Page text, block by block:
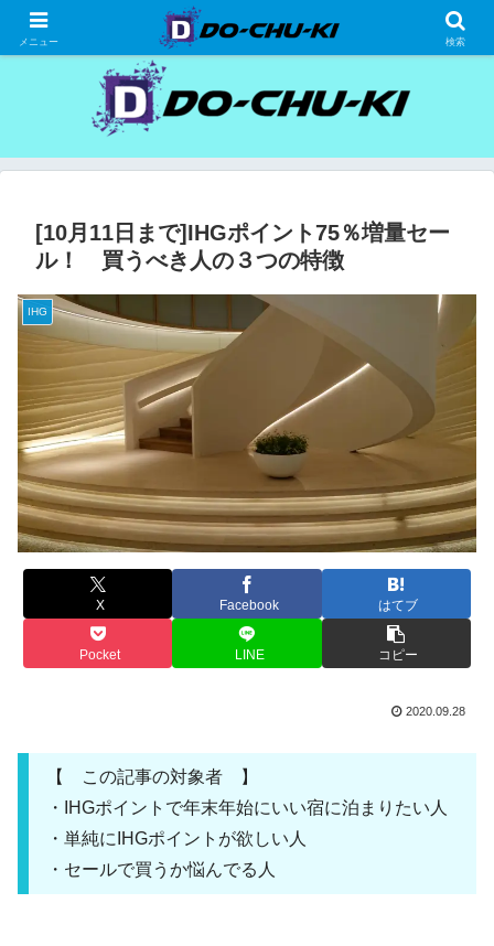
高級ホテルの格安宿泊研究、宿泊記
[10月11日まで]IHGポイント75％増量セー
ル！ 買うべき人の３つの特徴
IHG
X Facebook はてブ
Pocket LINE コピー
2020.09.28
【 この記事の対象者 】
・IHGポイントで年末年始にいい宿に泊まりたい人
・単純にIHGポイントが欲しい人
・セールで買うか悩んでる人
メニュー 検索